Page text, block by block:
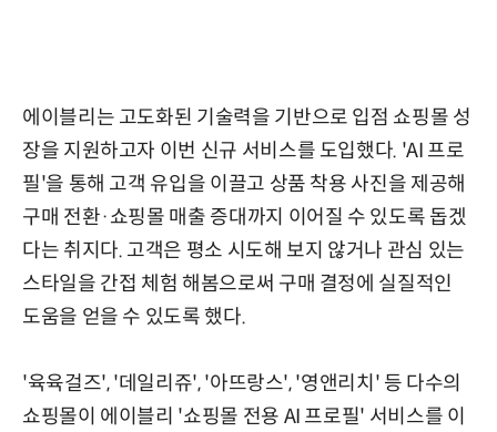
에이블리는 고도화된 기술력을 기반으로 입점 쇼핑몰 성
장을 지원하고자 이번 신규 서비스를 도입했다. 'AI 프로
필'을 통해 고객 유입을 이끌고 상품 착용 사진을 제공해
구매 전환·쇼핑몰 매출 증대까지 이어질 수 있도록 돕겠
다는 취지다. 고객은 평소 시도해 보지 않거나 관심 있는
스타일을 간접 체험 해봄으로써 구매 결정에 실질적인
도움을 얻을 수 있도록 했다.
'육육걸즈', '데일리쥬', '아뜨랑스', '영앤리치' 등 다수의
쇼핑몰이 에이블리 '쇼핑몰 전용 AI 프로필' 서비스를 이